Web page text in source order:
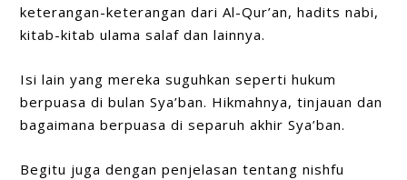
keterangan-keterangan dari Al-Qur’an, hadits nabi,
kitab-kitab ulama salaf dan lainnya.
Isi lain yang mereka suguhkan seperti hukum
berpuasa di bulan Sya’ban. Hikmahnya, tinjauan dan
bagaimana berpuasa di separuh akhir Sya’ban.
Begitu juga dengan penjelasan tentang nishfu